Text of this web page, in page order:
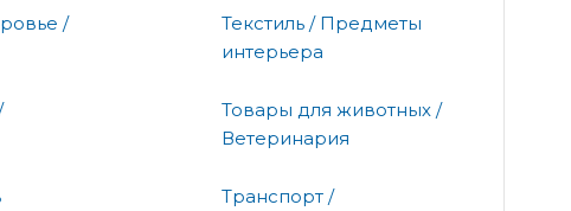
/
Текстиль / Предметы
интерьера
Товары для животных /
Ветеринария
Транспорт /